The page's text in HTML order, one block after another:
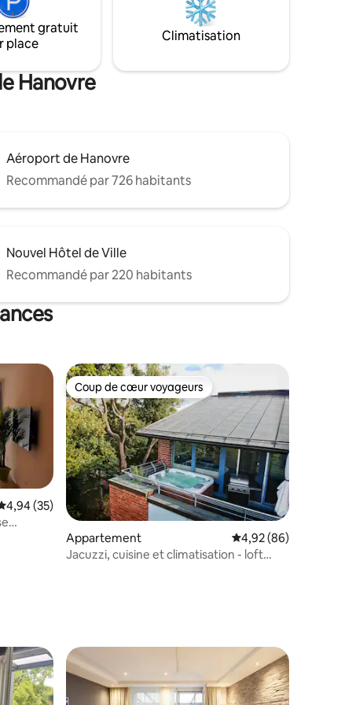
avec four, réfrigérateur, cuisinière et
congélateur Emplacement → central
près du Maschsee → Lit pour bébé et
gratuit
place
Climatisation
Hanovre
Aéroport de Hanovre
Recommandé par 726 habitants
Nouvel Hôtel de Ville
Recommandé par 220 habitants
: 4,9 sur 5
moyenne sur la base de 35 commentaires : 4,94 sur 5
4,94 (35)
Coup de cœur voyageurs
Coup de cœur voyageurs
Appartement Évaluation moyenne
4,92 (86)
Jacuzzi, cuisine et climatisation - loft